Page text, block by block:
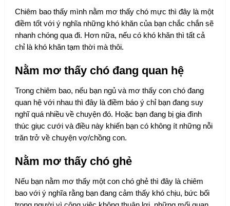
Chiêm bao thấy mình nằm mơ thấy chó mực thì đây là một
điềm tốt với ý nghĩa những khó khăn của bạn chắc chắn sẽ
nhanh chóng qua đi. Hơn nữa, nếu có khó khăn thì tất cả
chỉ là khó khăn tạm thời mà thôi.
Nằm mơ thấy chó đang quan hệ
Trong chiêm bao, nếu bạn ngủ và mơ thấy con chó đang
quan hệ với nhau thì đây là điềm báo ý chỉ bạn đang suy
nghĩ quá nhiều về chuyện đó. Hoặc bạn đang bị gia đình
thúc giục cưới và điều này khiến bạn có không ít những nỗi
trăn trở về chuyện vợ/chồng con.
Nằm mơ thấy chó ghẻ
Nếu bạn nằm mơ thấy một con chó ghẻ thì đây là chiêm
bao với ý nghĩa rằng bạn đang cảm thấy khó chịu, bức bối